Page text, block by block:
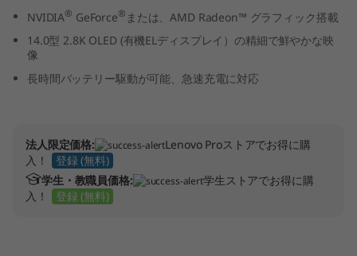
1
4
NVIDIA® GeForce® または、AMD Radeon™ グラフィック搭載
14.0型 2.8K OLED (有機ELディスプレイ）の精細で鮮やかな映
像
長時間バッテリー駆動が可能、急速充電に対応
法人限定価格:
Lenovo Proストアでお得に購
入！
登録 (無料)
学生・教職員価格:
学生ストアでお得に購
入！
登録 (無料)